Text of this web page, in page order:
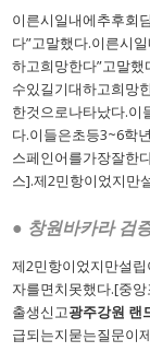
이른시일내에추후회
다”고말했다.이른시
하고희망한다”고말
수있길기대하고희망
한것으로나타났다.이
다.이들은초등3~6학
스페인어를가장잘한
스].제2민항이었지만
● 창원바카라 검
제2민항이었지만설
자를면치못했다.[중
출생신고광주강원 랜
급되는지묻는질문이